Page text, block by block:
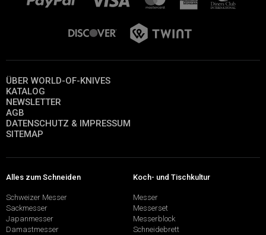
ÜBER WORLD-OF-KNIVES
KATALOG
NEWSLETTER
AGB
DATENSCHUTZ & IMPRESSUM
SITEMAP
Alles zum Schneiden
Schweizer Messer
Sackmesser
Japanmesser
Damastmesser
Koch- und Tischkultur
Messer
Messerset
Messerblock
Schneidebrett